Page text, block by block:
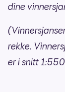
dine
rekke.
er i snitt